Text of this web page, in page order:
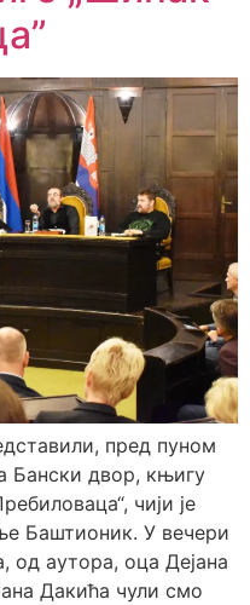
пред пуном
Бански двор, књигу
чији је
Баштионик. У вечери
од аутора, оца Дејана
Дакића чули смо